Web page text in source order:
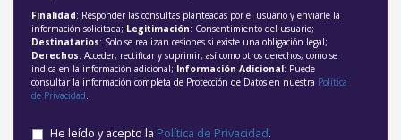
Finalidad: Responder las consultas planteadas por el usuario y enviarle la
información solicitada; Legitimación: Consentimiento del usuario;
Destinatarios: Solo se realizan cesiones si existe una obligación legal;
Derechos: Acceder, rectificar y suprimir, así como otros derechos, como se
indica en la información adicional; Información Adicional: Puede
consultar la información completa de Protección de Datos en nuestra Política
de Privacidad
He leído y acepto la Política de Privacidad.